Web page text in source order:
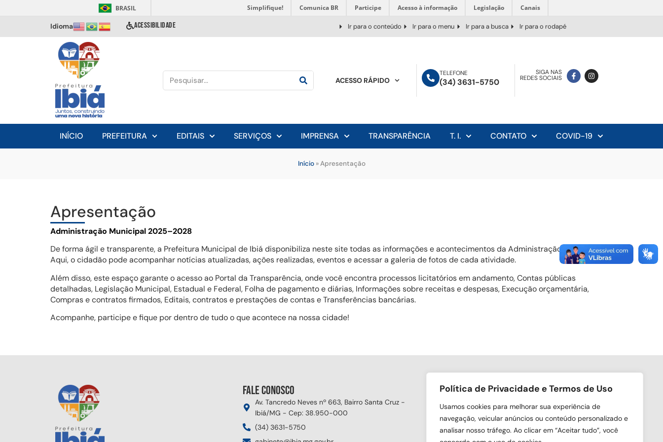
Política de Privacidade e Termos de Uso
Usamos cookies para melhorar sua experiência de
navegação, veicular anúncios ou conteúdo personalizado e
analisar nosso tráfego. Ao clicar em “Aceitar tudo”, você
BRASIL Simplifique! Comunica BR Participe Acesso à informação Legislação Canais
Idioma ACESSIBILIDADE Ir para o conteúdo Ir para o menu Ir para a busca Ir para o rodapé
ACESSO RÁPIDO
TELEFONE
(34) 3631-5750
SIGA NAS
REDES SOCIAIS
INÍCIO PREFEITURA EDITAIS SERVIÇOS IMPRENSA TRANSPARÊNCIA T. I. CONTATO COVID-19
Início»Apresentação
Apresentação
Administração Municipal 2025–2028
De forma ágil e transparente, a Prefeitura Municipal de Ibiá disponibiliza neste site todas as informações e acontecimentos da Administração Municipal.
Aqui, o cidadão pode acompanhar notícias atualizadas, ações realizadas, eventos e acessar a galeria de fotos de cada atividade.
Além disso, este espaço garante o acesso ao Portal da Transparência, onde você encontra processos licitatórios em andamento, Contas públicas
detalhadas, Legislação Municipal, Estadual e Federal, Folha de pagamento e diárias, Informações sobre receitas e despesas, Execução orçamentária,
Compras e contratos firmados, Editais, contratos e prestações de contas e Transferências bancárias.
Acompanhe, participe e fique por dentro de tudo o que acontece na nossa cidade!
Fale conosco
Av. Tancredo Neves nº 663, Bairro Santa Cruz -
Ibiá/MG - Cep: 38.950-000
(34) 3631-5750
Siga nas redes sociais